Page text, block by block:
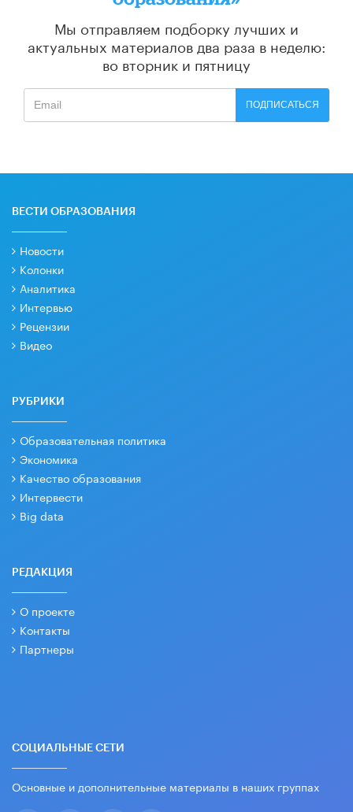
Мы отправляем подборку лучших и
актуальных материалов два раза в неделю:
во вторник и пятницу
ПОДПИСАТЬСЯ
ВЕСТИ ОБРАЗОВАНИЯ
Новости
Колонки
Аналитика
Интервью
Рецензии
Видео
РУБРИКИ
Образовательная политика
Экономика
Качество образования
Интервести
Big data
РЕДАКЦИЯ
О проекте
Контакты
Партнеры
СОЦИАЛЬНЫЕ СЕТИ
Основные и дополнительные материалы в наших группах